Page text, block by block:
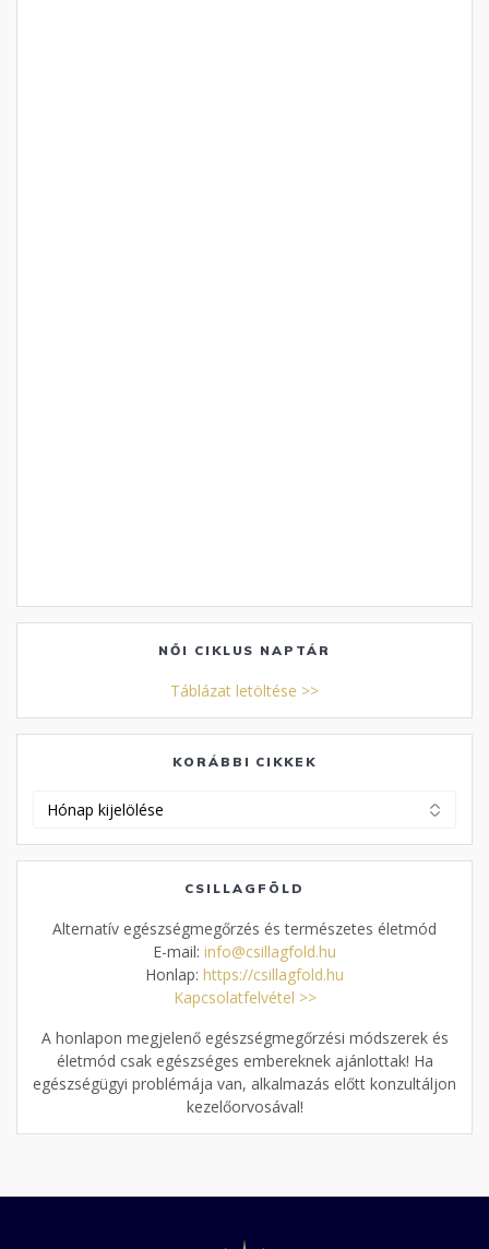
NŐI CIKLUS NAPTÁR
Táblázat letöltése >>
KORÁBBI CIKKEK
CSILLAGFÖLD
Alternatív egészségmegőrzés és természetes életmód
E-mail: info@csillagfold.hu
Honlap: https://csillagfold.hu
Kapcsolatfelvétel >>
A honlapon megjelenő egészségmegőrzési módszerek és
életmód csak egészséges embereknek ajánlottak! Ha
egészségügyi problémája van, alkalmazás előtt konzultáljon
kezelőorvosával!